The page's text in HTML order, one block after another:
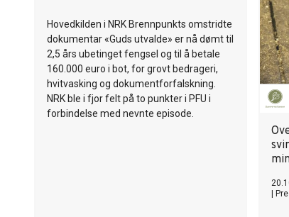
Hovedkilden i NRK Brennpunkts omstridte
dokumentar «Guds utvalde» er nå dømt til
2,5 års ubetinget fengsel og til å betale
160.000 euro i bot, for grovt bedrageri,
hvitvasking og dokumentforfalskning.
NRK ble i fjor felt på to punkter i PFU i
forbindelse med nevnte episode.